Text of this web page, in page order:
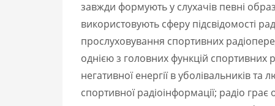
завжди формують у слухачів певні
використовують сферу підсвідомості
прослуховування спортивних
однією з головних функцій спортивних
негативної енергії в уболівальників
спортивної радіоінформації; радіо